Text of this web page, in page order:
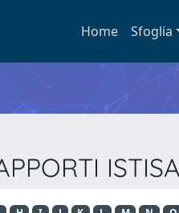
Home Sfoglia